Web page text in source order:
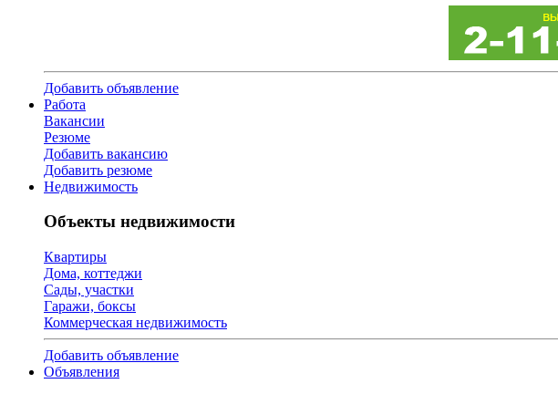
Добавить объявление
Работа
Вакансии
Резюме
Добавить вакансию
Добавить резюме
Недвижимость
Объекты недвижимости
Квартиры
Дома, коттеджи
Сады, участки
Гаражи, боксы
Коммерческая недвижимость
Добавить объявление
Объявления